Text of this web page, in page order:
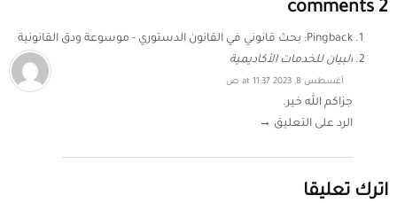
2 comments
Pingback: بحث قانوني في القانون الدستوري - موسوعة ودق القانونية
البيان للخدمات الأكاديمية
أغسطس 8, 2023 at 11:37 ص
جزاكم الله خير.
الرد على التعليق →
اترك تعليقا